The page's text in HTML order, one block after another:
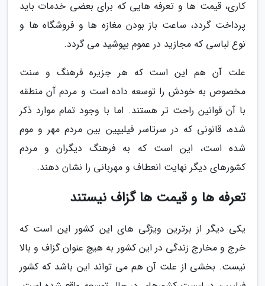
کاری، قیمت ها و تعرفه هایی که برای بعضی خدمات باید
پرداخت گردد، ساعت باز بودن مغازه ها و فروشگاه ها و
نوع لباسی که مجازید در عموم بپوشید می گردد.
علت آن هم این است که هر جزیره فرهنگ و سنت
مخصوص به خودش را توسعه داده است و مردم آن منطقه
با آن قوانین راحت تر هستند. اما با وجود تمام موارد ذکر
شده، قانونی که در سرتاسر فیلیپین بین مردم مهر و موم
شده است، این است که به فرهنگ دیگران و مردم
کشورهای دیگر نهایت انعطاف و مهربانی را نشان دهند.
تعرفه ها و قیمت ها گزاف نیستند
یکی دیگر از برترین ویژگی های این کشور این است که
خرج و مخارج زندگی در این کشور به هیچ عنوان گزاف و بالا
نیست. بخشی از علت آن هم می تواند این باشد که کشور